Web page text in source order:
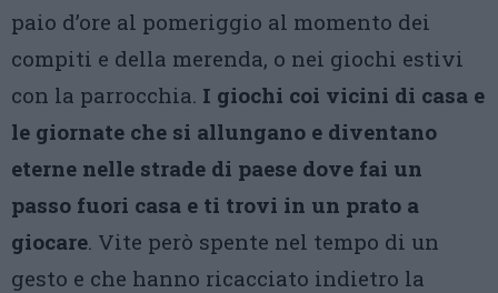
paio d’ore al pomeriggio al momento dei
compiti e della merenda, o nei giochi estivi
con la parrocchia. I giochi coi vicini di casa e
le giornate che si allungano e diventano
eterne nelle strade di paese dove fai un
passo fuori casa e ti trovi in un prato a
giocare. Vite però spente nel tempo di un
gesto e che hanno ricacciato indietro la